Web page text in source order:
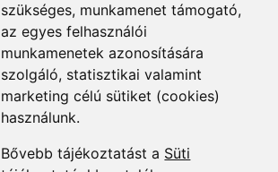
szükséges, munkamenet támogató,
az egyes felhasználói
munkamenetek azonosítására
szolgáló, statisztikai valamint
marketing célú sütiket (cookies)
használunk.
Bővebb tájékoztatást a Süti
ELÉRHETŐSÉGEK
+36 1 880 7600
info@mprx.hu